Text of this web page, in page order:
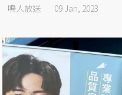
鳴人放送 09 Jan, 2023